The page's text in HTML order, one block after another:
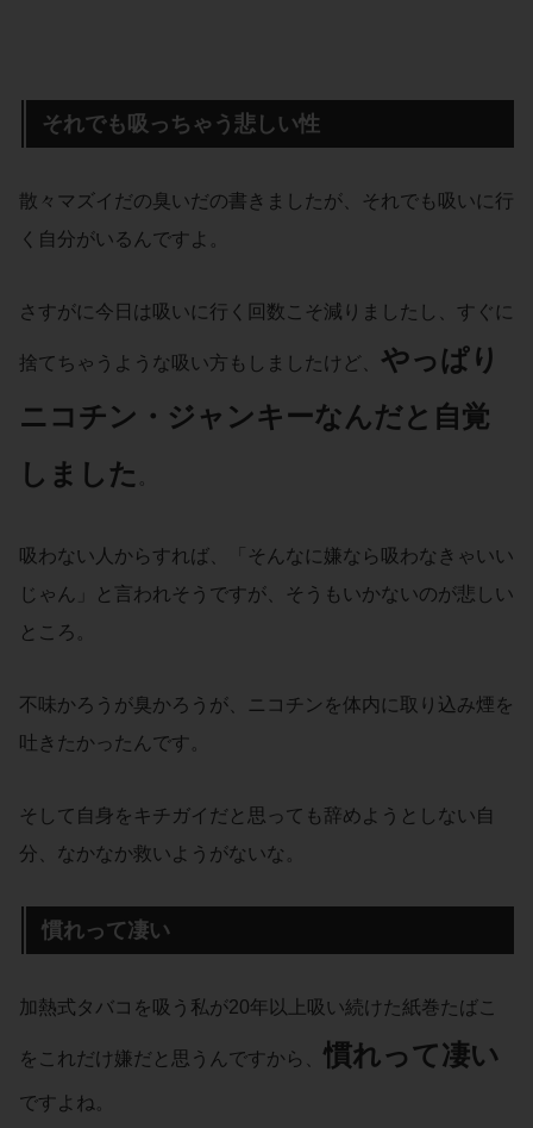
それでも吸っちゃう悲しい性
散々マズイだの臭いだの書きましたが、それでも吸いに行
く自分がいるんですよ。
さすがに今日は吸いに行く回数こそ減りましたし、すぐに
捨てちゃうような吸い方もしましたけど、 やっぱり
ニコチン・ジャンキーなんだと自覚
しました
吸わない人からすれば、「そんなに嫌なら吸わなきゃいい
じゃん」と言われそうですが、そうもいかないのが悲しい
ところ。
不味かろうが臭かろうが、ニコチンを体内に取り込み煙を
吐きたかったんです。
そして自身をキチガイだと思っても辞めようとしない自
分、なかなか救いようがないな。
慣れって凄い
加熱式タバコを吸う私が20年以上吸い続けた紙巻たばこ
をこれだけ嫌だと思うんですから、慣れって凄い
ですよね。